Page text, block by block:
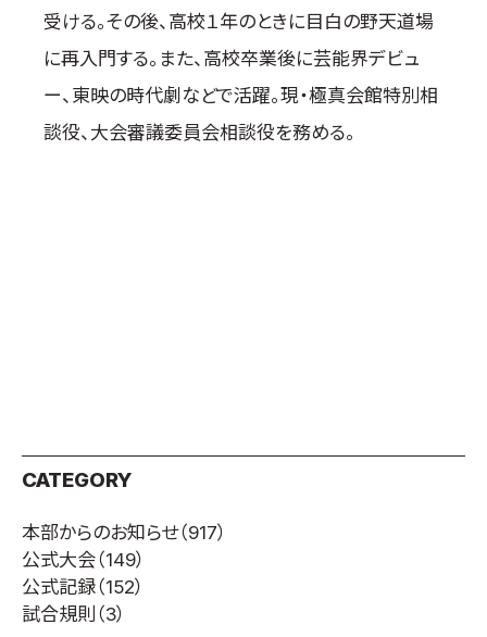
本サイトについて
プライバシーポリシー
サイトマップ
Language
受ける。その後、高校１年のときに目白の野天道場
に再入門する。また、高校卒業後に芸能界デビュ
ー、東映の時代劇などで活躍。現・極真会館特別相
談役、大会審議委員会相談役を務める。
CATEGORY
本部からのお知らせ（917）
公式大会（149）
公式記録（152）
試合規則 （3）